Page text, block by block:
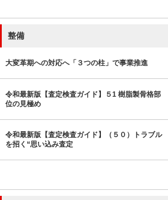
整備
大変革期への対応へ「３つの柱」で事業推進
令和最新版【査定検査ガイド】５1 樹脂製骨格部
位の見極め
令和最新版【査定検査ガイド】（５０）トラブル
を招く“思い込み査定